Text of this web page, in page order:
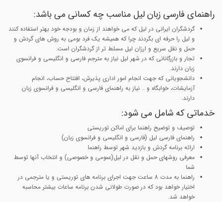
راهنمای فارسی زبان لیل مناسب چه کسانی می باشد:
گردشگران ایرانی در لیل که می خواهند از زمان و بودجه خود بهتر استفاده کنند
و لیل را حرفه ای بگردند چرا که همیشه یک فرد بومی به روش های گردش و
حمل و نقل سریع و ارزان لیل مسلط تر از گردشگران است.
تجار و بازرگانانی که در شهر لیل نیاز به مترجم فارسی و انگلیسی و فرانسوی
زبان دارند.
دانشجویانی که جهت انجام امور اداری پذیرش، افتتاح حساب، انجام
آزمایشات، خوابگاه و .. نیاز به راهنمای فارسی و انگلیسی و فرانسوی زبان
دارند.
خدماتی که شامل می شود:
توصیف و توضیح راهنما برای اماکن توریستی
راهنمای فارسی لیل (فارسی و انگلیسی و فرانسوی زبان)
ارائه برنامه گردش و بازدید شهر توسط راهنما
معرفی روشهای حمل و نقل در لیل(عمومی و خصوصی) و انتخاب آنها توسط
شما
راهنما به مدت 8 ساعت جهت اجرای برنامه های توریستی و یا مترجمی در
اختیار خواهد بود که در صورت طولانی شدن برنامه ساعات بیشتر محاسبه
خواهد شد.